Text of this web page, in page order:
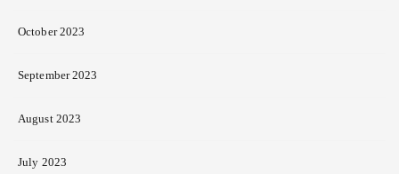
October 2023
September 2023
August 2023
July 2023